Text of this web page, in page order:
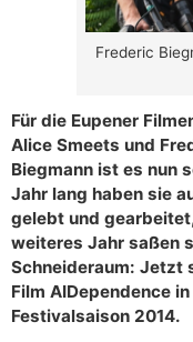
Frederic
Für die Eupener
Alice Smeets und
Biegmann ist es nun
Jahr lang haben sie
gelebt und
weiteres Jahr saßen
Schneideraum: Jetzt
Film AIDependence
Festivalsaison 2014.